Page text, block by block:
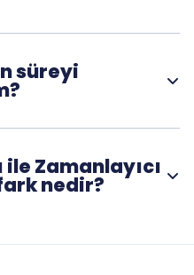
çalışır.
süreyi
ile Zamanlayıcı
nedir?
yapılandırmak için